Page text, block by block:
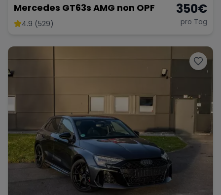
Mercedes GT63s AMG non OPF
4.9 (529)
350€
pro Tag